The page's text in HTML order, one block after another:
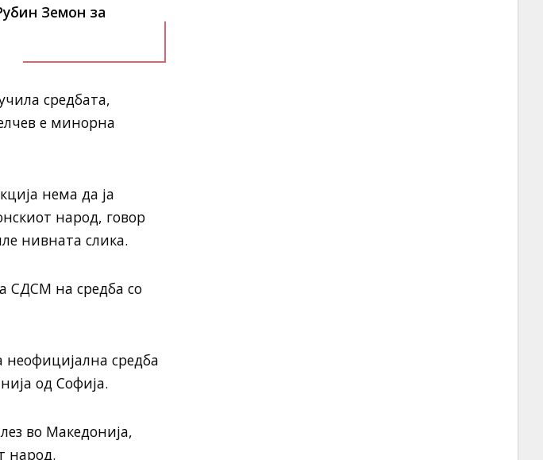
Земон за
средбата,
е минорна
нема да ја
народ, говор
нивната слика.
СДСМ на средба со
средба
од Софија.
во Македонија,
народ.